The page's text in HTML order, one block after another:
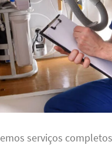
serviços